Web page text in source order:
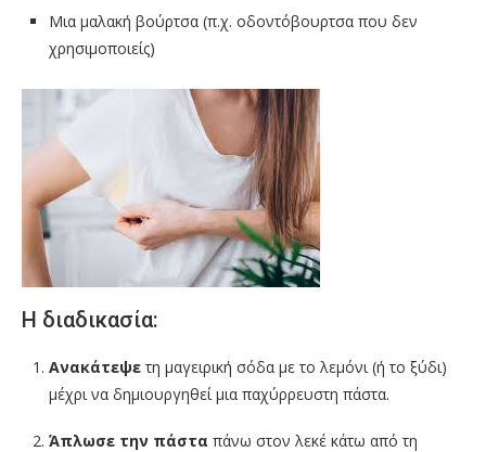
Μια μαλακή βούρτσα (π.χ. οδοντόβουρτσα που δεν
χρησιμοποιείς)
Η διαδικασία:
Ανακάτεψε τη μαγειρική σόδα με το λεμόνι (ή το ξύδι)
μέχρι να δημιουργηθεί μια παχύρρευστη πάστα.
Άπλωσε την πάστα πάνω στον λεκέ κάτω από τη